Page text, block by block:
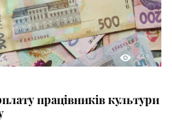
448
працівників культури